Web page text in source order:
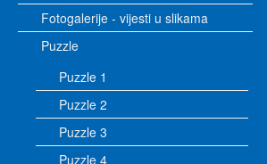
Fotogalerije - vijesti u slikama
Puzzle
Puzzle 1
Puzzle 2
Puzzle 3
Puzzle 4